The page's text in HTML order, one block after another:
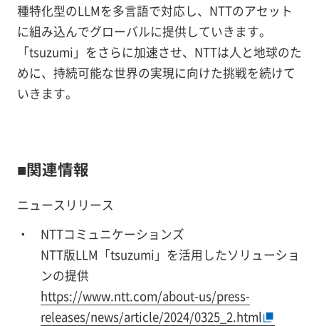
種特化型のLLMを多言語で対応し、NTTのアセット
に組み込んでグローバルに提供していきます。
「tsuzumi」をさらに加速させ、NTTは人と地球のた
めに、持続可能な世界の実現に向けた挑戦を続けて
いきます。
■関連情報
ニュースリリース
NTTコミュニケーションズ
NTT版LLM「tsuzumi」を活用したソリューショ
ンの提供
https://www.ntt.com/about-us/press-
releases/news/article/2024/0325_2.html